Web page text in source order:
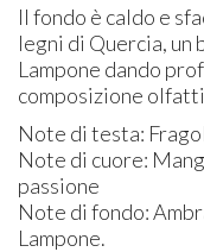
Il fondo è caldo e
legni di Quercia, un
Lampone dando
composizione
Note di testa:
Note di cuore:
passione
Note di fondo:
Lampone.